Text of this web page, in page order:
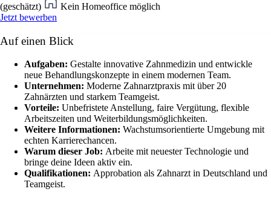
(geschätzt)
Kein Homeoffice möglich
Jetzt bewerben
Auf einen Blick
Aufgaben: Gestalte innovative Zahnmedizin und entwickle
neue Behandlungskonzepte in einem modernen Team.
Unternehmen: Moderne Zahnarztpraxis mit über 20
Zahnärzten und starkem Teamgeist.
Vorteile: Unbefristete Anstellung, faire Vergütung, flexible
Arbeitszeiten und Weiterbildungsmöglichkeiten.
Weitere Informationen: Wachstumsorientierte Umgebung mit
echten Karrierechancen.
Warum dieser Job: Arbeite mit neuester Technologie und
bringe deine Ideen aktiv ein.
Qualifikationen: Approbation als Zahnarzt in Deutschland und
Teamgeist.